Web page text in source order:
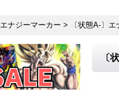
エナジーマーカー > 〔状態A-〕
〔